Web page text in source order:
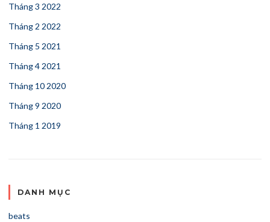
Tháng 3 2022
Tháng 2 2022
Tháng 5 2021
Tháng 4 2021
Tháng 10 2020
Tháng 9 2020
Tháng 1 2019
DANH MỤC
beats